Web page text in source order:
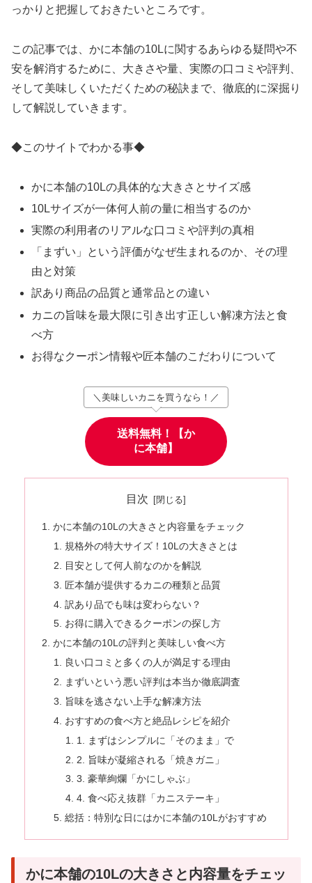
っかりと把握しておきたいところです。
この記事では、かに本舗の10Lに関するあらゆる疑問や不
安を解消するために、大きさや量、実際の口コミや評判、
そして美味しくいただくための秘訣まで、徹底的に深掘り
して解説していきます。
◆このサイトでわかる事◆
かに本舗の10Lの具体的な大きさとサイズ感
10Lサイズが一体何人前の量に相当するのか
実際の利用者のリアルな口コミや評判の真相
「まずい」という評価がなぜ生まれるのか、その理
由と対策
訳あり商品の品質と通常品との違い
カニの旨味を最大限に引き出す正しい解凍方法と食
べ方
お得なクーポン情報や匠本舗のこだわりについて
＼美味しいカニを買うなら！／
送料無料！【か
に本舗】
目次
かに本舗の10Lの大きさと内容量をチェック
規格外の特大サイズ！10Lの大きさとは
目安として何人前なのかを解説
匠本舗が提供するカニの種類と品質
訳あり品でも味は変わらない？
お得に購入できるクーポンの探し方
かに本舗の10Lの評判と美味しい食べ方
良い口コミと多くの人が満足する理由
まずいという悪い評判は本当か徹底調査
旨味を逃さない上手な解凍方法
おすすめの食べ方と絶品レシピを紹介
1. まずはシンプルに「そのまま」で
2. 旨味が凝縮される「焼きガニ」
3. 豪華絢爛「かにしゃぶ」
4. 食べ応え抜群「カニステーキ」
総括：特別な日にはかに本舗の10Lがおすすめ
かに本舗の10Lの大きさと内容量をチェッ